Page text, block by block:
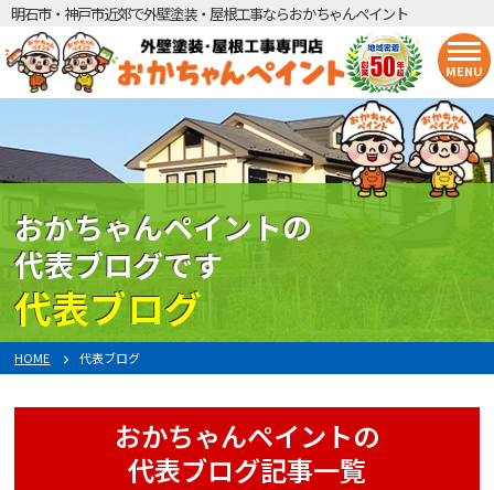
明石市・神戸市近郊で外壁塗装・屋根工事ならおかちゃんペイント
MENU
おかちゃんペイントの
代表ブログです
代表ブログ
HOME 代表ブログ
おかちゃんペイントの
代表ブログ記事一覧